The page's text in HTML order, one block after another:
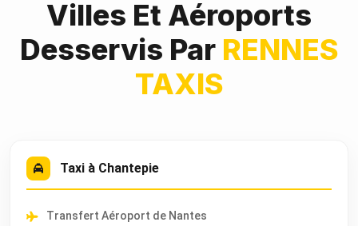
Villes Et Aéroports
Desservis Par RENNES
TAXIS
Taxi à Chantepie
Transfert Aéroport de Nantes